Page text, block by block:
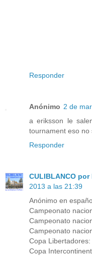
Responder
Anónimo 2 de
a eriksson le
tournament eso no
Responder
CULIBLANCO por
2013 a las 21:39
Anónimo en
Campeonato
Campeonato
Campeonato
Copa Libertadores:
Copa